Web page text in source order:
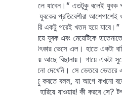
বাড়ি ছেড়ে চলে যাবেন।” এতটুকু বলেই
করল না। যুবকের প্রতিবেশীরা আশেপাশেই
সাধুগিরি একটু পরেই খতম হয়ে
হামলা চালিয়ে যুবক এবং মেয়েটিকে
করা একটা চিৎকার ভেসে এল। হাতে
দিলো। মেয়েটি শুয়ে আছে বিছানায়। গায়ে
এর আগে কখনো দেখেনি। সে ভেতরে
তাকে এমন কিছু করতে বলল, যা আগে কখনো
নিষিদ্ধ জগতে হারিয়ে যাওয়ার! কী করবে